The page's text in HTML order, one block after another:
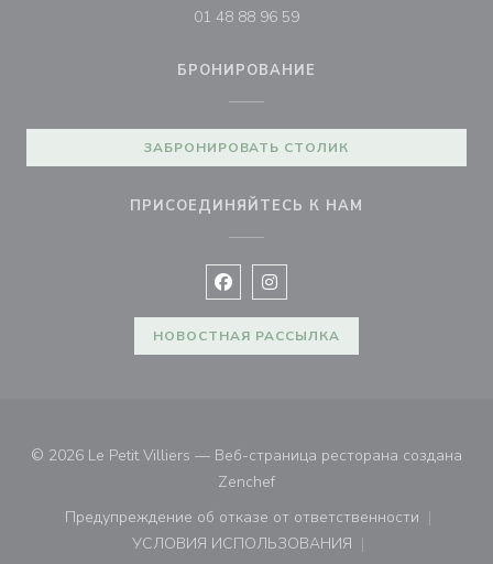
01 48 88 96 59
БРОНИРОВАНИЕ
ЗАБРОНИРОВАТЬ СТОЛИК
ПРИСОЕДИНЯЙТЕСЬ К НАМ
Facebook ((открывается в новом
Instagram ((открывается в
НОВОСТНАЯ РАССЫЛКА
© 2026 Le Petit Villiers — Веб-страница ресторана создана
Zenchef((открывается в новом окне))
Предупреждение об отказе от ответственности
((открывается в новом окне))
УСЛОВИЯ ИСПОЛЬЗОВАНИЯ
((открывается в новом окне))